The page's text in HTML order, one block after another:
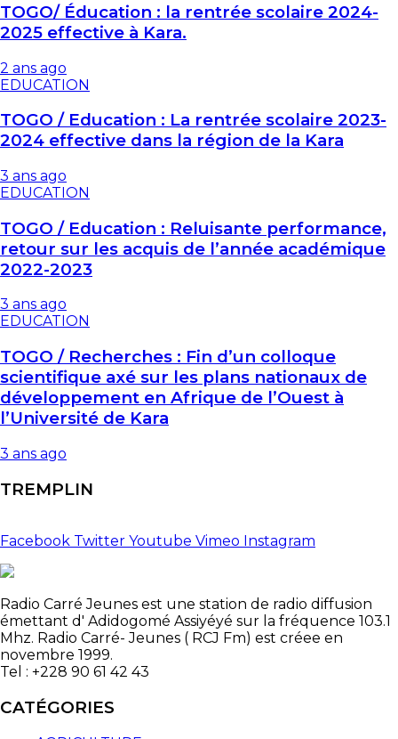
TOGO/ Éducation : la rentrée scolaire 2024-
2025 effective à Kara.
2 ans ago
EDUCATION
TOGO / Education : La rentrée scolaire 2023-
2024 effective dans la région de la Kara
3 ans ago
EDUCATION
TOGO / Education : Reluisante performance,
retour sur les acquis de l’année académique
2022-2023
3 ans ago
EDUCATION
TOGO / Recherches : Fin d’un colloque
scientifique axé sur les plans nationaux de
développement en Afrique de l’Ouest à
l’Université de Kara
3 ans ago
TREMPLIN
Facebook Twitter Youtube Vimeo Instagram
Radio Carré Jeunes est une station de radio diffusion
émettant d' Adidogomé Assiyéyé sur la fréquence 103.1
Mhz. Radio Carré- Jeunes ( RCJ Fm) est créee en
novembre 1999.
Tel : +228 90 61 42 43
CATÉGORIES